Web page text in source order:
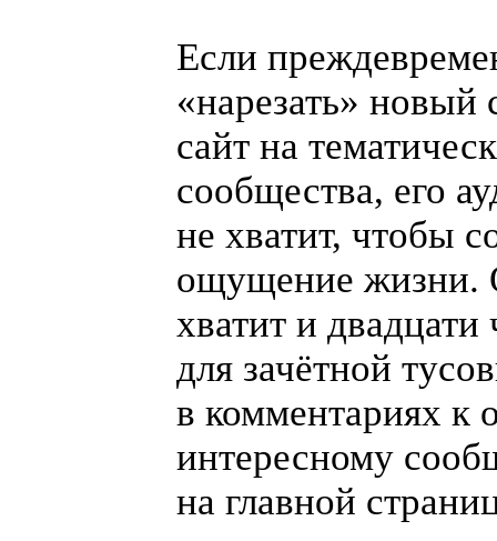
Если
«нарезать» новый
сайт на
сообщества, его
не хватит, чтобы
ощущение жизни.
хватит и двадцати
для зачётной
в комментариях к
интересному
на главной